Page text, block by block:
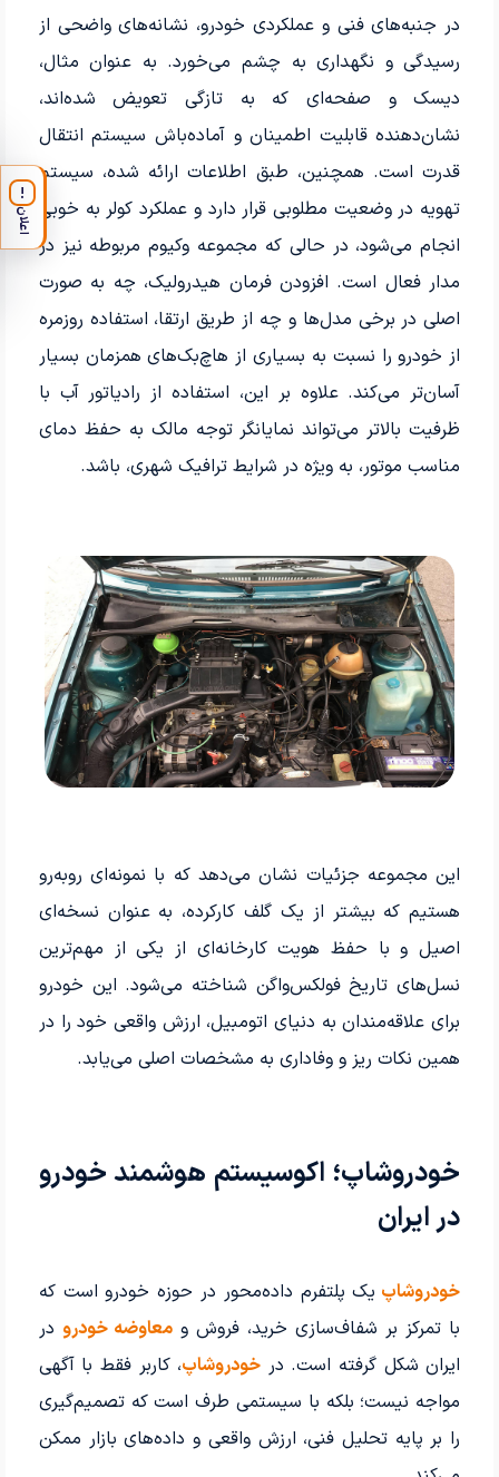
در جنبه‌های فنی و عملکردی خودرو، نشانه‌های واضحی از
رسیدگی و نگهداری به چشم می‌خورد. به عنوان مثال،
دیسک و صفحه‌ای که به تازگی تعویض شده‌اند،
نشان‌دهنده قابلیت اطمینان و آماده‌باش سیستم انتقال
قدرت است. همچنین، طبق اطلاعات ارائه شده، سیستم
تهویه در وضعیت مطلوبی قرار دارد و عملکرد کولر به خوبی
انجام می‌شود، در حالی که مجموعه وکیوم مربوطه نیز در
مدار فعال است. افزودن فرمان هیدرولیک، چه به صورت
اصلی در برخی مدل‌ها و چه از طریق ارتقا، استفاده روزمره
از خودرو را نسبت به بسیاری از هاچ‌بک‌های همزمان بسیار
آسان‌تر می‌کند. علاوه بر این، استفاده از رادیاتور آب با
ظرفیت بالاتر می‌تواند نمایانگر توجه مالک به حفظ دمای
مناسب موتور، به ویژه در شرایط ترافیک شهری، باشد.
این مجموعه جزئیات نشان می‌دهد که با نمونه‌ای روبه‌رو
هستیم که بیشتر از یک گلف کارکرده، به عنوان نسخه‌ای
اصیل و با حفظ هویت کارخانه‌ای از یکی از مهم‌ترین
نسل‌های تاریخ فولکس‌واگن شناخته می‌شود. این خودرو
برای علاقه‌مندان به دنیای اتومبیل، ارزش واقعی خود را در
همین نکات ریز و وفاداری به مشخصات اصلی می‌یابد.
خودروشاپ؛ اکوسیستم هوشمند خودرو
در ایران
خودروشاپ یک پلتفرم داده‌محور در حوزه خودرو است که
با تمرکز بر شفاف‌سازی خرید، فروش ومعاوضه خودرو در
ایران شکل گرفته است. در خودروشاپ، کاربر فقط با آگهی
مواجه نیست؛ بلکه با سیستمی طرف است که تصمیم‌گیری
را بر پایه تحلیل فنی، ارزش واقعی و داده‌های بازار ممکن
!
اعلان